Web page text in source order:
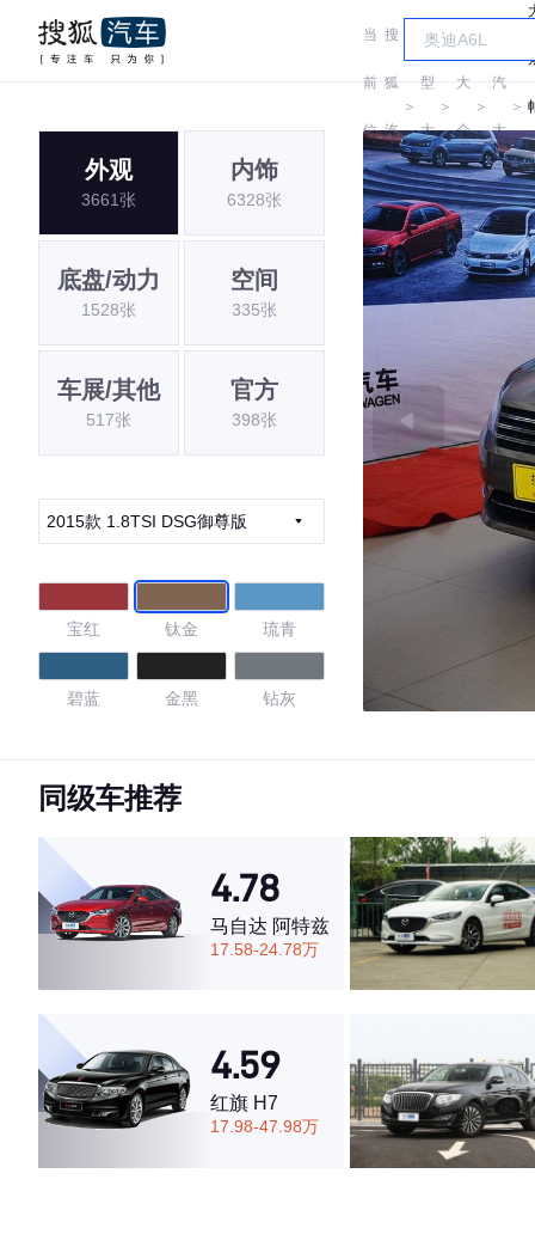
当
前
位
置:
搜
狐
汽
车
＞
车
型
大
全
＞
大
众
＞
汽
大
众
＞
外观
3661张
内饰
6328张
底盘/动力
1528张
空间
335张
车展/其他
517张
官方
398张
2015款 1.8TSI DSG御尊版
宝红 钛金 琉青
碧蓝 金黑 钻灰
雅致白 珠光银 冰川蓝
脉冲青
4.66
同级车推荐
4.78
马自达 阿特兹
17.58-24.78万
4.59
红旗 H7
17.98-47.98万